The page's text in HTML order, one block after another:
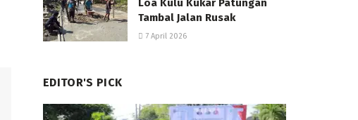
Loa Kulu Kukar Patungan
Tambal Jalan Rusak
7 April 2026
EDITOR'S PICK